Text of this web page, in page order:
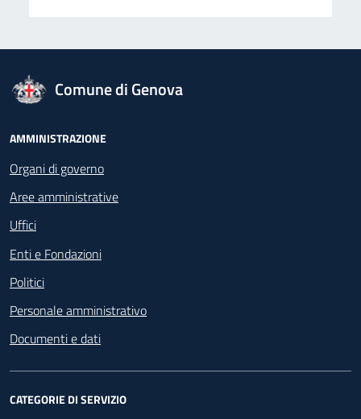
logo Unione Europea
Comune di Genova
Footer - Navigazione
AMMINISTRAZIONE
Organi di governo
Aree amministrative
Uffici
Enti e Fondazioni
Politici
Personale amministrativo
Documenti e dati
CATEGORIE DI SERVIZIO